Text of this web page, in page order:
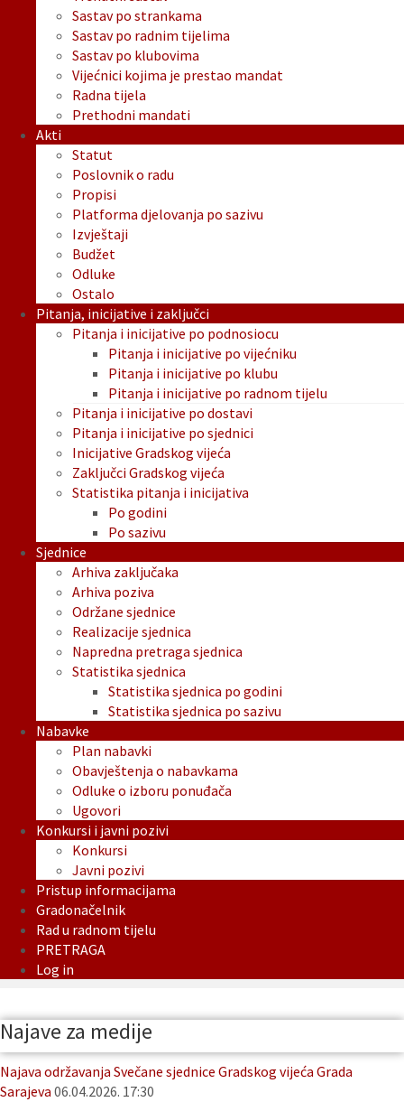
Sastav po strankama
Sastav po radnim tijelima
Sastav po klubovima
Vijećnici kojima je prestao mandat
Radna tijela
Prethodni mandati
Akti
Statut
Poslovnik o radu
Propisi
Platforma djelovanja po sazivu
Izvještaji
Budžet
Odluke
Ostalo
Pitanja, inicijative i zaključci
Pitanja i inicijative po podnosiocu
Pitanja i inicijative po vijećniku
Pitanja i inicijative po klubu
Pitanja i inicijative po radnom tijelu
Pitanja i inicijative po dostavi
Pitanja i inicijative po sjednici
Inicijative Gradskog vijeća
Zaključci Gradskog vijeća
Statistika pitanja i inicijativa
Po godini
Po sazivu
Sjednice
Arhiva zaključaka
Arhiva poziva
Održane sjednice
Realizacije sjednica
Napredna pretraga sjednica
Statistika sjednica
Statistika sjednica po godini
Statistika sjednica po sazivu
Nabavke
Plan nabavki
Obavještenja o nabavkama
Odluke o izboru ponuđača
Ugovori
Konkursi i javni pozivi
Konkursi
Javni pozivi
Pristup informacijama
Gradonačelnik
Rad u radnom tijelu
PRETRAGA
Log in
Najave za medije
Najava održavanja Svečane sjednice Gradskog vijeća Grada
Sarajeva 06.04.2026. 17:30